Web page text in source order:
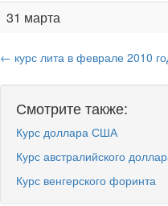
31 марта
← курс лита в феврале 2010
Смотрите также:
Курс доллара США
Курс австралийского
Курс венгерского форинта